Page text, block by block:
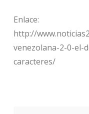
Enlace:
http://
venezolana-2-0-el-
caracteres/